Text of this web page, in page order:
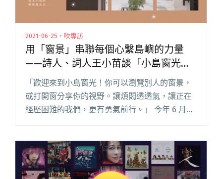
2021-06-25・吹專訪
用「窗景」串聯每個心繫島嶼的力量
——詩人、詞人王小苗談「小島窗光」
計畫
「歡迎來到小島窗光！你可以瀏覽別人的窗景，
或打開窗分享你的視野。讓煩悶透透氣，讓正在
經歷困難的我們，更有勇氣前行。」 今年 6 月
初，一個名為「小島窗光」的網站在社群上頻頻
人與人之間視野連結的可能。閱讀全文 "用「窗
景」串聯每個心繫島嶼的力量——詩人、詞人王
小苗談「小島窗光」計畫"